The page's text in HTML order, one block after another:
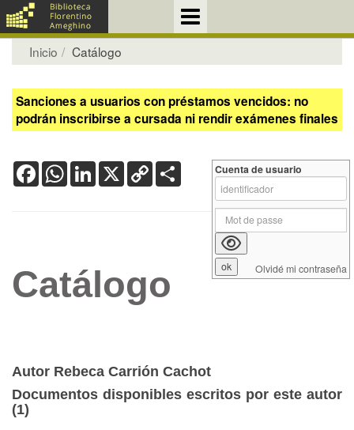
Inicio Catálogo
Sanciones a usuarios con préstamos vencidos: no
podrán inscribirse a cursada ni rendir exámenes finales
FacebookWhatsApp
LinkedIn
X Copy
Link
Catálogo
Autor Rebeca Carrión Cachot
Documentos disponibles escritos por este autor
(1)
Cuenta de usuario
Olvidé mi contraseña